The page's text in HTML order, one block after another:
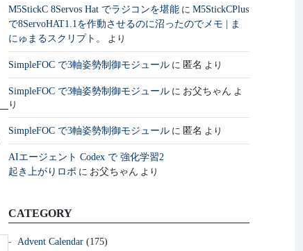
M5StickC 8Servos Hat でラジコンを堪能 に M5StickCPlus
で8ServoHAT1.1を作動させるのに沼ったのでメモ | ま
にゅまるスクリプト。
より
SimpleFOC で3軸姿勢制御モジュール に 匿名 より
SimpleFOC で3軸姿勢制御モジュール に お父ちゃん よ
り
SimpleFOC で3軸姿勢制御モジュール に 匿名 より
AIエージェント Codex で 強化学習2
起き上がりロボ に お父ちゃん より
CATEGORY
Advent Calendar (175)